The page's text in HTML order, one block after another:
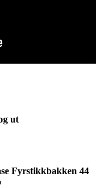
ut
Fyrstikkbakken 44